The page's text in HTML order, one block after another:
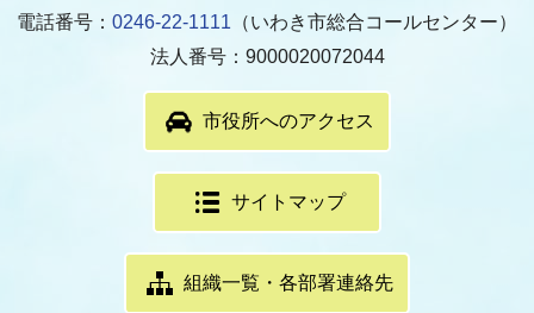
電話番号： 0246-22-1111 （いわき市総合コールセンター）
法人番号：9000020072044
市役所へのアクセス
サイトマップ
組織一覧・各部署連絡先